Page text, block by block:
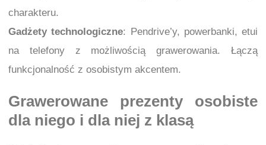
charakteru.
Gadżety technologiczne: Pendrive’y, powerbanki, etui
na telefony z możliwością grawerowania. Łączą
funkcjonalność z osobistym akcentem.
Grawerowane prezenty osobiste
dla niego i dla niej z klasą